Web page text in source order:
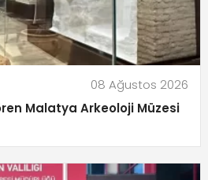
08 Ağustos 2026
Malatya Arkeoloji Müzesi